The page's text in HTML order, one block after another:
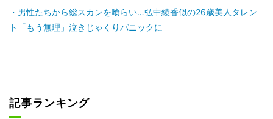
男性たちから総スカンを喰らい…弘中綾香似の26歳美人タレン
ト「もう無理」泣きじゃくりパニックに
記事ランキング